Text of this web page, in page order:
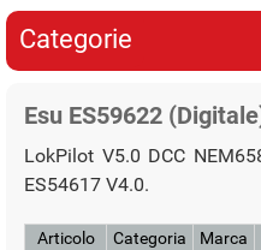
Categorie
Esu ES59622
LokPilot V5.0 DCC
ES54617 V4.0.
Articolo
Categoria
Marca